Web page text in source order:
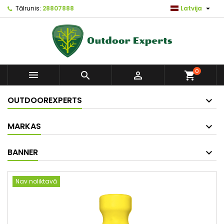
Tālrunis: 28807888 Latvija 
   shopping_cart0
OUTDOOREXPERTS
MARKAS
BANNER
Nav noliktavā